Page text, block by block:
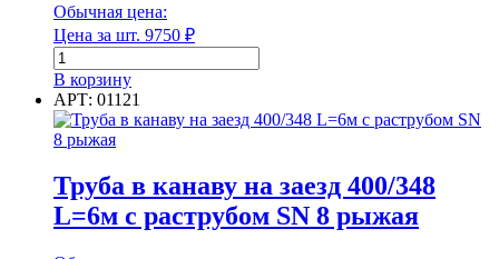
Диаметр наружный
Диаметр внутренний
Диаметр внутренний
Обычная цена:
Цена за шт. 9750 ₽
Количество
товара
Труба
в
канаву
на
заезд
315/276
L=6м
с
раструбом
В корзину
АРТ: 01121
Труба в канаву на заезд 400/348
L=6м с раструбом SN 8 рыжая